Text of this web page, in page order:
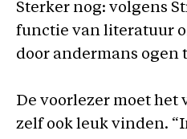
Sterker nog: volgens
functie van literatuur
door andermans ogen
De voorlezer moet het
zelf ook leuk vinden.